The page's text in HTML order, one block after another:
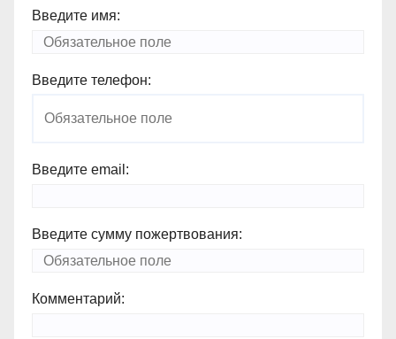
Введите имя:
Введите телефон:
Введите email:
Введите сумму пожертвования:
Комментарий: